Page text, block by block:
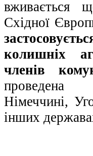
вживається
Східної
колишніх
членів
Німеччині,
інших